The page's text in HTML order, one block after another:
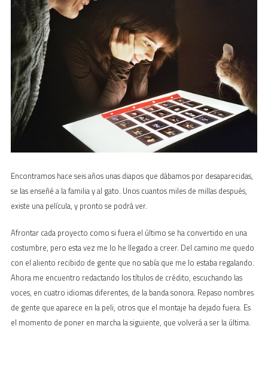
Encontramos hace seis años unas diapos que dábamos por desaparecidas,
se las enseñé a la familia y al gato. Unos cuantos miles de millas después,
existe una película, y pronto se podrá ver.
Afrontar cada proyecto como si fuera el último se ha convertido en una
costumbre, pero esta vez me lo he llegado a creer. Del camino me quedo
con el aliento recibido de gente que no sabía que me lo estaba regalando.
Ahora me encuentro redactando los títulos de crédito, escuchando las
voces, en cuatro idiomas diferentes, de la banda sonora. Repaso nombres
de gente que aparece en la peli, otros que el montaje ha dejado fuera. Es
el momento de poner en marcha la siguiente, que volverá a ser la última.